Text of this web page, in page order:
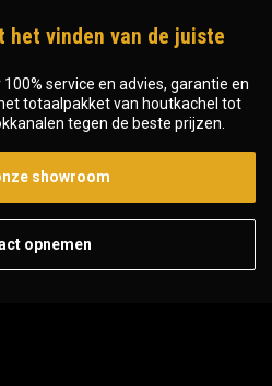
het vinden van de juiste
service en advies, garantie en
totaalpakket van houtkachel tot
tegen de beste prijzen.
showroom
opnemen